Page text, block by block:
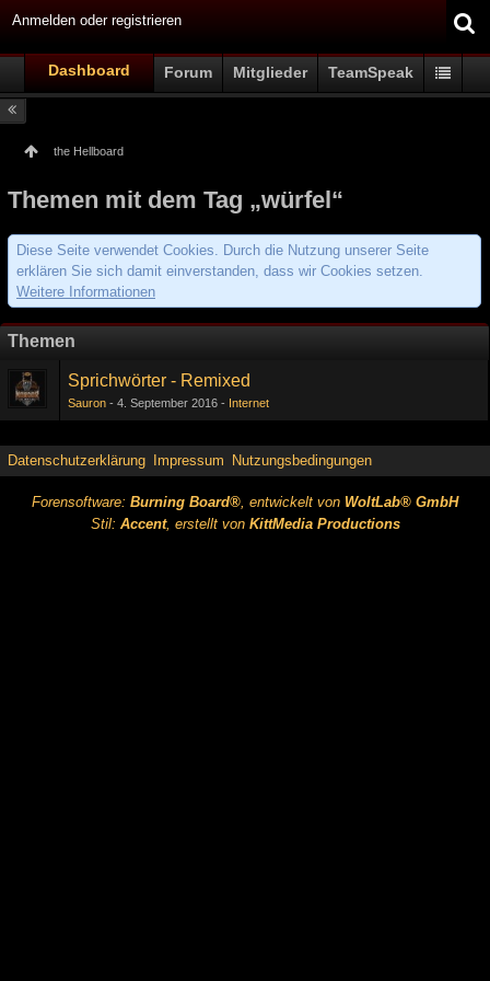
Anmelden oder registrieren
Dashboard Forum Mitglieder TeamSpeak
the Hellboard
Themen mit dem Tag „würfel“
Diese Seite verwendet Cookies. Durch die Nutzung unserer Seite
erklären Sie sich damit einverstanden, dass wir Cookies setzen.
Weitere Informationen
Themen
Sprichwörter - Remixed
Sauron 4. September 2016 Internet
Datenschutzerklärung Impressum Nutzungsbedingungen
Forensoftware: Burning Board®, entwickelt von WoltLab® GmbH
Stil: Accent, erstellt von KittMedia Productions